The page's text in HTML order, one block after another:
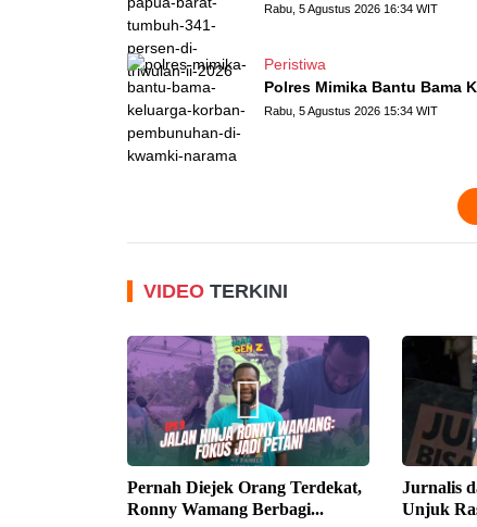
Rabu, 5 Agustus 2026 16:34 WIT
Peristiwa
Polres Mimika Bantu Bama
Rabu, 5 Agustus 2026 15:34 WIT
VIDEO TERKINI
Pernah Diejek Orang Terdekat,
Ronny Wamang Berbagi...
Jurnalis
Unjuk